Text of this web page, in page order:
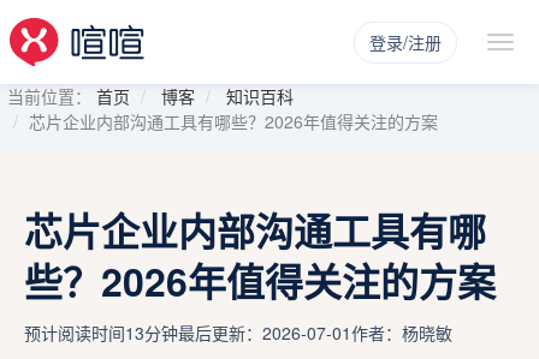
登录/注册
当前位置： 首页 博客
知识百科
芯片企业内部沟通工具有哪些？2026年值得关注的方案
芯片企业内部沟通工具有哪
些？2026年值得关注的方案
预计阅读时间13分钟最后更新：2026-07-01作者：杨晓敏